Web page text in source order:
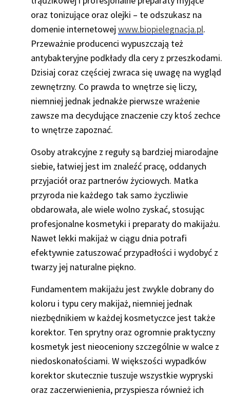
oraz tonizujące oraz olejki – te odszukasz na
domenie internetowej www.biopielegnacja.pl.
Przeważnie producenci wypuszczają też
antybakteryjne podkłady dla cery z przeszkodami.
Dzisiaj coraz częściej zwraca się uwagę na wygląd
zewnętrzny. Co prawda to wnętrze się liczy,
niemniej jednak jednakże pierwsze wrażenie
zawsze ma decydujące znaczenie czy ktoś zechce
to wnętrze zapoznać.
Osoby atrakcyjne z reguły są bardziej miarodajne
siebie, łatwiej jest im znaleźć pracę, oddanych
przyjaciół oraz partnerów życiowych. Matka
przyroda nie każdego tak samo życzliwie
obdarowała, ale wiele wolno zyskać, stosując
profesjonalne kosmetyki i preparaty do makijażu.
Nawet lekki makijaż w ciągu dnia potrafi
efektywnie zatuszować przypadłości i wydobyć z
twarzy jej naturalne piękno.
Fundamentem makijażu jest zwykle dobrany do
koloru i typu cery makijaż, niemniej jednak
niezbędnikiem w każdej kosmetyczce jest także
korektor. Ten sprytny oraz ogromnie praktyczny
kosmetyk jest nieoceniony szczególnie w walce z
niedoskonałościami. W większości wypadków
korektor skutecznie tuszuje wszystkie wypryski
oraz zaczerwienienia, przyspiesza również ich